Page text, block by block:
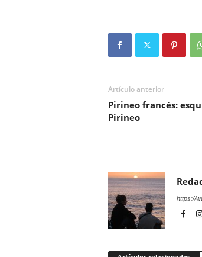
Artículo anterior
Pirineo francés:
Pirineo
https://